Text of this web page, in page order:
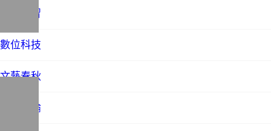
教育學習
數位科技
文藝春秋
時事評論